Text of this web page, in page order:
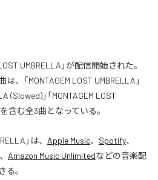
UMBRELLA」が配信開始された。
、「MONTAGEM LOST UMBRELLA」
(Slowed)」「MONTAGEM LOST
含む全3曲となっている。
」は、 Apple Music、 Spotify、
、 Amazon Music Unlimitedなどの音楽配
る。